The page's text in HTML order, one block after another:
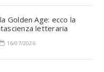
Golden Age: ecco la
letteraria
16/07/2026